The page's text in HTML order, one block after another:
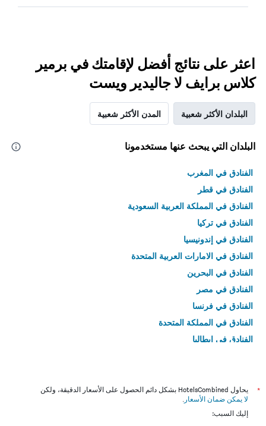
اعثر على نتائج أفضل لإقامتك في برمير
كلاس برايف لا جاليدير ويست
البلدان الأكثر شعبية المدن الأكثر شعبية
البلدان التي يبحث عنها مستخدمونا
الفنادق في المغرب
الفنادق في قطر
الفنادق في المملكة العربية السعودية
الفنادق في تركيا
الفنادق في إندونيسيا
الفنادق في الامارات العربية المتحدة
الفنادق في البحرين
الفنادق في مصر
الفنادق في فرنسا
الفنادق في المملكة المتحدة
الفنادق في إيطاليا
*
يحاول HotelsCombined بشكل دائم الحصول على الأسعار الدقيقة، ولكن
لا يمكن ضمان الأسعار .
إليك السبب: